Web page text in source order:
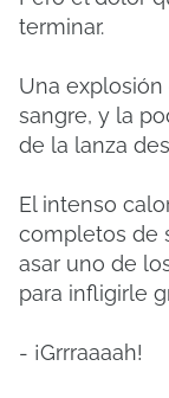
terminar.
Una
sangre, y la
de la lanza
El intenso
completos de
asar uno de
para infligirle
- ¡Grrraaaah!